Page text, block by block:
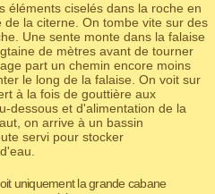
éléments ciselés dans la roche en
la citerne. On tombe vite sur des
Une sente monte dans la falaise
de mètres avant de tourner
part un chemin encore moins
le long de la falaise. On voit sur
à la fois de gouttière aux
dessous et d'alimentation de la
on arrive à un bassin
servi pour stocker
uniquement la grande cabane